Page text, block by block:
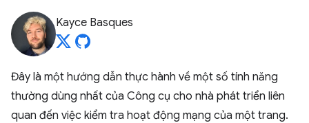
Kayce Basques
Đây là một hướng dẫn thực hành về một số tính năng
thường dùng nhất của Công cụ cho nhà phát triển liên
quan đến việc kiểm tra hoạt động mạng của một trang.